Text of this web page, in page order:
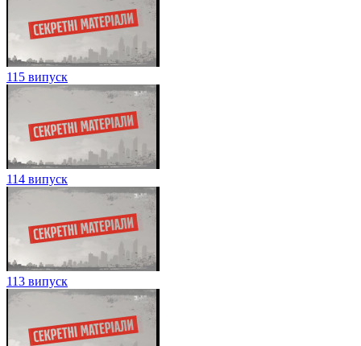
115 випуск
114 випуск
113 випуск